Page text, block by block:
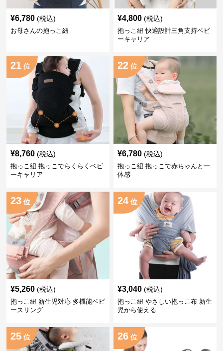
¥6,780 (税込)
お母さんの抱っこ紐
¥4,800 (税込)
抱っこ紐 快適設計三角支持ベビ
ーキャリア
21 位
¥8,760 (税込)
抱っこ紐 抱っこでらくらくベビ
ーキャリア
22 位
¥6,780 (税込)
抱っこ紐 抱っこで赤ちゃんと一
体感
23 位
¥5,260 (税込)
抱っこ紐 新生児対応 多機能ベビ
ースリング
24 位
¥3,040 (税込)
抱っこ紐 やさしい抱っこ布 新生
児から使える
25 位 26 位